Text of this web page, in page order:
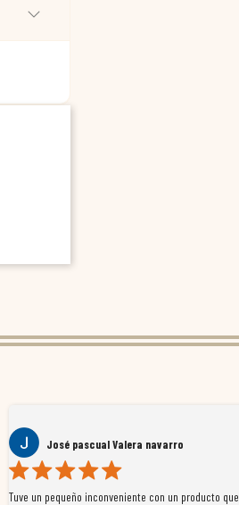
José pascual Valera navarro
Tuve un pequeño inconveniente con un producto que